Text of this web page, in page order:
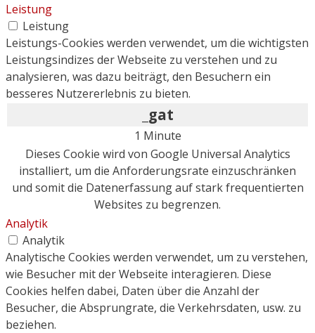
Leistung
Leistung
Leistungs-Cookies werden verwendet, um die wichtigsten
Leistungsindizes der Webseite zu verstehen und zu
analysieren, was dazu beiträgt, den Besuchern ein
besseres Nutzererlebnis zu bieten.
_gat
1 Minute
Dieses Cookie wird von Google Universal Analytics
installiert, um die Anforderungsrate einzuschränken
und somit die Datenerfassung auf stark frequentierten
Websites zu begrenzen.
Analytik
Analytik
Analytische Cookies werden verwendet, um zu verstehen,
wie Besucher mit der Webseite interagieren. Diese
Cookies helfen dabei, Daten über die Anzahl der
Besucher, die Absprungrate, die Verkehrsdaten, usw. zu
beziehen.